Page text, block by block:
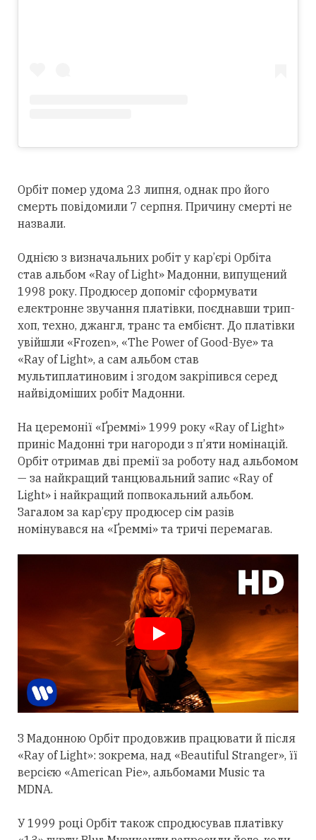
Орбіт помер удома 23 липня, однак про його
смерть повідомили 7 серпня. Причину смерті не
назвали.
Однією з визначальних робіт у кар’єрі Орбіта
став альбом «Ray of Light» Мадонни, випущений
1998 року. Продюсер допоміг сформувати
електронне звучання платівки, поєднавши трип-
хоп, техно, джангл, транс та ембієнт. До платівки
увійшли «Frozen», «The Power of Good-Bye» та
«Ray of Light», а сам альбом став
мультиплатиновим і згодом закріпився серед
найвідоміших робіт Мадонни.
На церемонії «Ґреммі» 1999 року «Ray of Light»
приніс Мадонні три нагороди з п’яти номінацій.
Орбіт отримав дві премії за роботу над альбомом
— за найкращий танцювальний запис «Ray of
Light» і найкращий попвокальний альбом.
Загалом за кар’єру продюсер сім разів
номінувався на «Ґреммі» та тричі перемагав.
З Мадонною Орбіт продовжив працювати й після
«Ray of Light»: зокрема, над «Beautiful Stranger», її
версією «American Pie», альбомами Music та
MDNA.
У 1999 році Орбіт також спродюсував платівку